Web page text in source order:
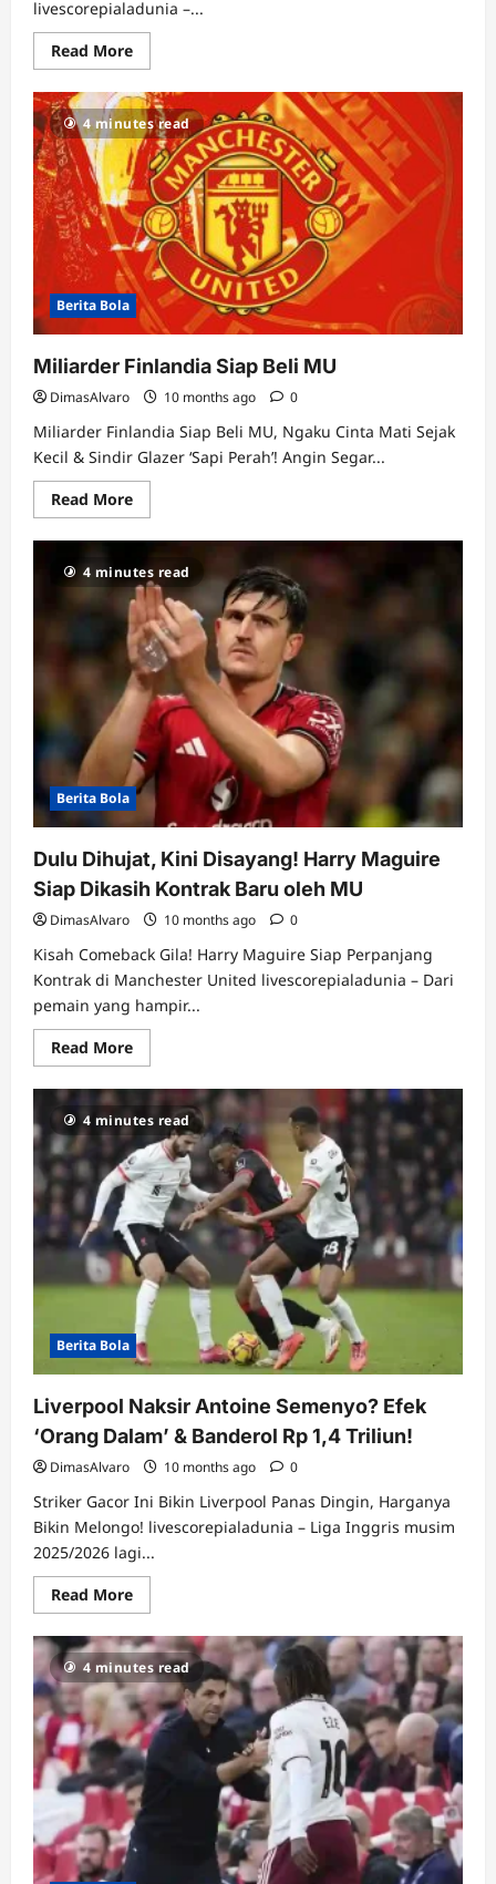
livescorepialadunia –...
Read MoreRead
more
Ruben
Amorim
Peringatkan
Klub
Lain:
Mainoo
&
Zirkzee
Gak
Dijual!
4 minutes read
Berita Bola
Miliarder Finlandia Siap Beli MU
DimasAlvaro 10 months ago 0
Miliarder Finlandia Siap Beli MU, Ngaku Cinta Mati Sejak
Kecil & Sindir Glazer ‘Sapi Perah’! Angin Segar...
Read MoreRead
more
Miliarder
Siap
Beli
MU
4 minutes read
Berita Bola
Dulu Dihujat, Kini Disayang! Harry Maguire
Siap Dikasih Kontrak Baru oleh MU
DimasAlvaro 10 months ago 0
Kisah Comeback Gila! Harry Maguire Siap Perpanjang
Kontrak di Manchester United livescorepialadunia – Dari
pemain yang hampir...
Read MoreRead
more
Dulu
Dihujat,
Kini
Disayang!
Harry
Maguire
Siap
Dikasih
Kontrak
Baru
oleh
MU
4 minutes read
Berita Bola
Liverpool Naksir Antoine Semenyo? Efek
‘Orang Dalam’ & Banderol Rp 1,4 Triliun!
DimasAlvaro 10 months ago 0
Striker Gacor Ini Bikin Liverpool Panas Dingin, Harganya
Bikin Melongo! livescorepialadunia – Liga Inggris musim
2025/2026 lagi...
Read MoreRead
more
Liverpool
Naksir
Antoine
Semenyo?
Efek
‘Orang
Dalam’
&
Banderol
Rp
1,4
Triliun!
4 minutes read